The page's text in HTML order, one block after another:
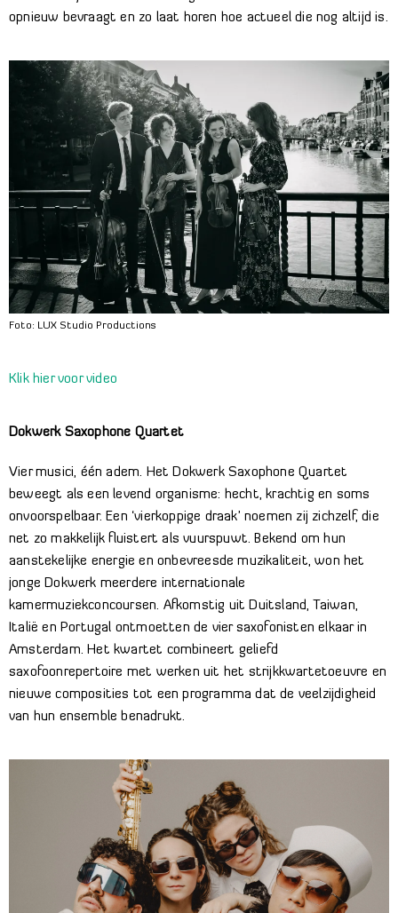
opnieuw bevraagt en zo laat horen hoe actueel die nog altijd is.
Foto: LUX Studio Productions
Klik hier voor video
Dokwerk Saxophone Quartet
Vier musici, één adem. Het Dokwerk Saxophone Quartet
beweegt als een levend organisme: hecht, krachtig en soms
onvoorspelbaar. Een ‘vierkoppige draak’ noemen zij zichzelf, die
net zo makkelijk fluistert als vuurspuwt. Bekend om hun
aanstekelijke energie en onbevreesde muzikaliteit, won het
jonge Dokwerk meerdere internationale
kamermuziekconcoursen. Afkomstig uit Duitsland, Taiwan,
Italië en Portugal ontmoetten de vier saxofonisten elkaar in
Amsterdam. Het kwartet combineert geliefd
saxofoonrepertoire met werken uit het strijkkwartetoeuvre en
nieuwe composities tot een programma dat de veelzijdigheid
van hun ensemble benadrukt.